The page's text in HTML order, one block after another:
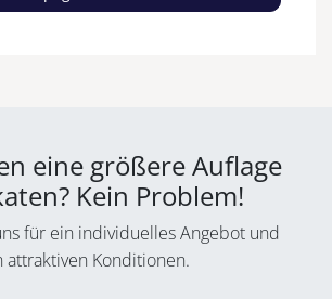
eine größere Auflage
Kein Problem!
für ein individuelles Angebot und
attraktiven Konditionen.